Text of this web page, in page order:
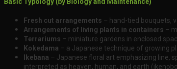
Fresh cut arrangements – hand-tied bouquets,
Arrangements of living plants in containers –
Terrariums – miniature gardens in enclosed
Kokedama – a Japanese technique of growing
Ikebana – Japanese floral art emphasizing line,
interpreted as heaven, human, and earth